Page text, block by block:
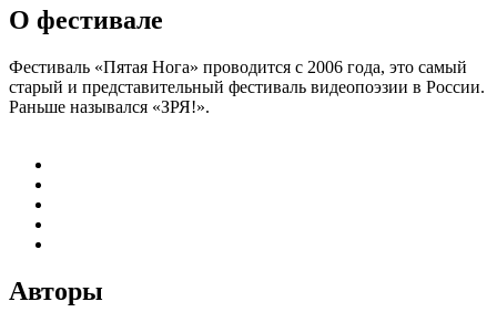
О фестивале
Фестиваль «Пятая Нога» проводится с 2006 года, это самый
старый и представительный фестиваль видеопоэзии в России.
Раньше назывался «ЗРЯ!».
Авторы